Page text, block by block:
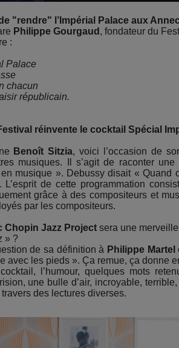
"rendre" l’Impérial Palace aux
Philippe Gourgaud , fondateur du
:
Palace
chacun
républicain.
réinvente le cocktail Spécial
Benoît Sitzia, voici l’occasion de
musiques. Il s’agit de raconter
musique ». Debussy disait « Quand
L’esprit de cette programmation
grâce à des compositeurs et
par les compositeurs.
Chopin Jazz Project sera une
» ?
de sa définition à Philippe Martel
avec les pieds ». Ça remue, ça donne
l’humour, quelques mots
une bulle d’air, incroyable,
des lectures diverses.